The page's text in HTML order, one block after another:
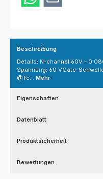
Beschreibung
Details: N-channel 60V -
Spannung: 60 VGate-
@Tc… Mehr
Eigenschaften
Datenblatt
Produktsicherheit
Bewertungen